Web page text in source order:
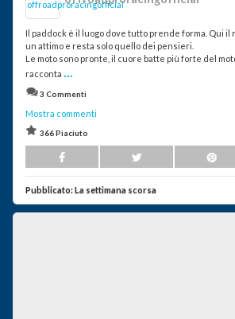
Il paddock è il luogo dove tutto prende forma. Qui il
un attimo e resta solo quello dei pensieri.
Le moto sono pronte, il cuore batte più forte del
racconta ...
3 Commenti
Mostra commenti
366 Piaciuto
Pubblicato:La settimana scorsa